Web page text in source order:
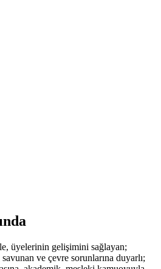
üyelerinin gelişimini sağlayan;
ve çevre sorunlarına duyarlı;